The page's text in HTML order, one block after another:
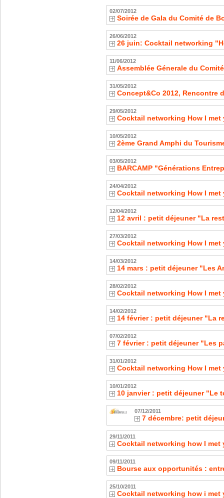
02/07/2012
Soirée de Gala du Comité de
26/06/2012
26 juin: Cocktail networking
11/06/2012
Assemblée Génerale du
31/05/2012
Concept&Co 2012, Rencontre
29/05/2012
Cocktail networking How I met
10/05/2012
2ème Grand Amphi du
03/05/2012
BARCAMP "Générations
24/04/2012
Cocktail networking How I met
12/04/2012
12 avril : petit déjeuner "La
27/03/2012
Cocktail networking How I met
14/03/2012
14 mars : petit déjeuner "Les
28/02/2012
Cocktail networking How I met
14/02/2012
14 février : petit déjeuner "La
07/02/2012
7 février : petit déjeuner "Les
31/01/2012
Cocktail networking How I met
10/01/2012
10 janvier : petit déjeuner "Le
07/12/2011
7 décembre: petit
29/11/2011
Cocktail networking how I met
09/11/2011
Bourse aux opportunités :
25/10/2011
Cocktail networking how i met